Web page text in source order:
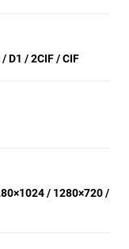
D1 / 2CIF / CIF
/ 1280×720 /